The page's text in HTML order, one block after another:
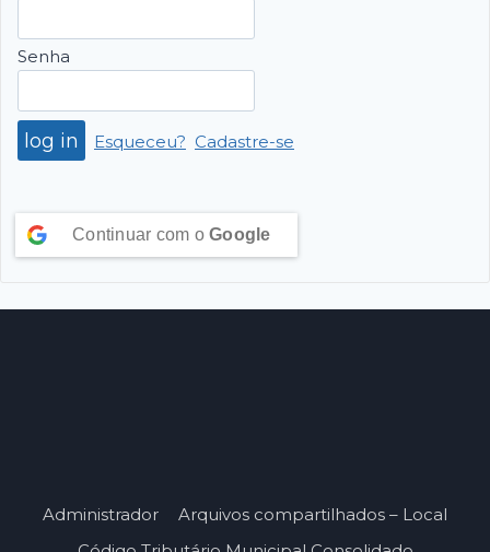
Senha
Esqueceu? Cadastre-se
Continuar com o Google
Administrador
Arquivos compartilhados – Local